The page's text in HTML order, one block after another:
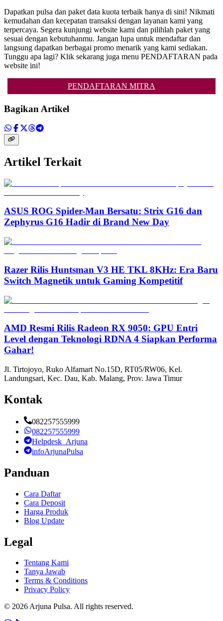
Dapatkan pulsa dan paket data kuota terbaik hanya di sini! Nikmati
kemudahan dan kecepatan transaksi dengan layanan kami yang
terpercaya. Segera kunjungi website kami dan pilihlah paket yang
sesuai dengan kebutuhanmu. Jangan lupa untuk mendaftar dan
langsung dapatkan berbagai promo menarik yang kami sediakan.
Tunggu apa lagi? Klik sekarang juga menu PENDAFTARAN pada
website ini!
PENDAFTARAN MITRA
Bagikan Artikel
Artikel Terkait
ASUS ROG Spider-Man Bersatu: Strix G16 dan
Zephyrus G16 Hadir di Brand New Day
Razer Rilis Huntsman V3 HE TKL 8KHz: Era Baru
Switch Magnetik untuk Gaming Kompetitif
AMD Resmi Rilis Radeon RX 9050: GPU Entri
Level dengan Teknologi RDNA 4 Siapkan Performa
Gahar!
Jl. Tirtojoyo, Ruko Alfamart No.15D, RT05/RW06, Kel.
Landungsari, Kec. Dau, Kab. Malang, Prov. Jawa Timur
Kontak
082257555999
082257555999
Helpdesk_Arjuna
infoArjunaPulsa
Panduan
Cara Daftar
Cara Deposit
Harga Produk
Blog Update
Legal
Tentang Kami
Tanya Jawab
Terms & Conditions
Privacy Policy
© 2026Arjuna Pulsa. All rights reserved.